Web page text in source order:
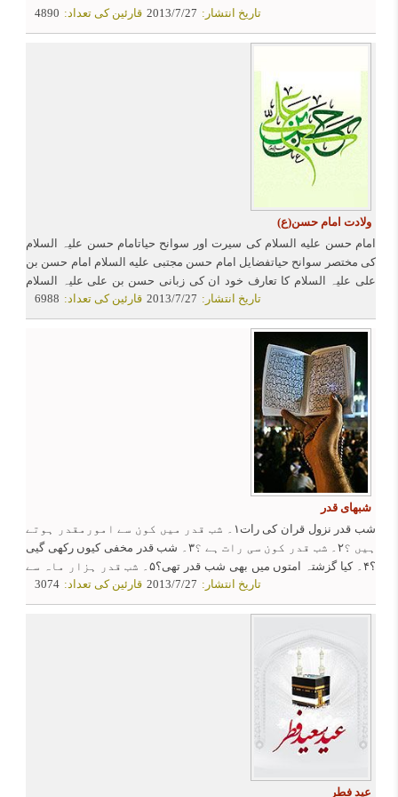
4890 قارئین کی تعداد: 2013/7/27 تاریخ انتشار:
ولادت امام حسن(ع)
امام حسن علیه السلام کی سیرت اور سوانح حیاتامام حسن علیہ السلام
کی مختصر سوانح حیاتفضایل امام حسن مجتبی علیه السلام امام حسن بن
علی علیہ السلام کا تعارف خود ان کی زبانی حسن بن علی علیہ السلام
رسول خدا صلی اللہ علیہ و الہ وسلم کے فرزند ہیں پیغمبر اکرم ص کے
کلام میں امام حسن علیہ السلام کا تعارف حکومت امام حسن مجتبی علیه
السلام اہل سنت کی کتابوں میں امام حسن علیہ السلام کی خلافت صلح
امام حسن مجتبی علیه السلام معاویہ سے صلح کرنے میں امام علیہ السلام
کے اہداف
6988 قارئین کی تعداد: 2013/7/27 تاریخ انتشار:
شبهای قدر
شب قدر نزول قران کی رات۱۔ شب قدر میں کون سے امورمقدر ہوتے
ہیں ؟۲۔ شب قدر کون سی رات ہے ؟۳۔ شب قدر مخفی کیوں رکھی گیی
؟۴۔ کیا گزشتہ امتوں میں بھی شب قدر تھی؟۵۔ شب قدر ہزار ماہ سے
کیسے بر تر ہے ؟۶۔ قران شب قدر میں کیوں نازل ہوا؟۷۔ کیا
مختلف علاقوں میں ایک ہی شب قدر ہوتی ہے ؟
3074 قارئین کی تعداد: 2013/7/27 تاریخ انتشار:
عید فطر